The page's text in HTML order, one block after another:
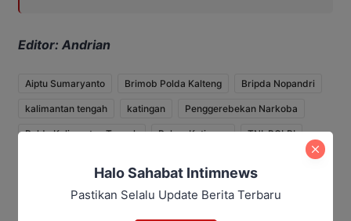
Editor: Andrian
Aiptu Sumaryanto Brimob Polda Kalteng Bripda Nopandri
kalimantan tengah katingan Penggerebekan Narkoba
Polda Kalimantan Tengah Polres Katingan TNI-POLRI
Halo Sahabat Intimnews
Pastikan Selalu Update Berita Terbaru